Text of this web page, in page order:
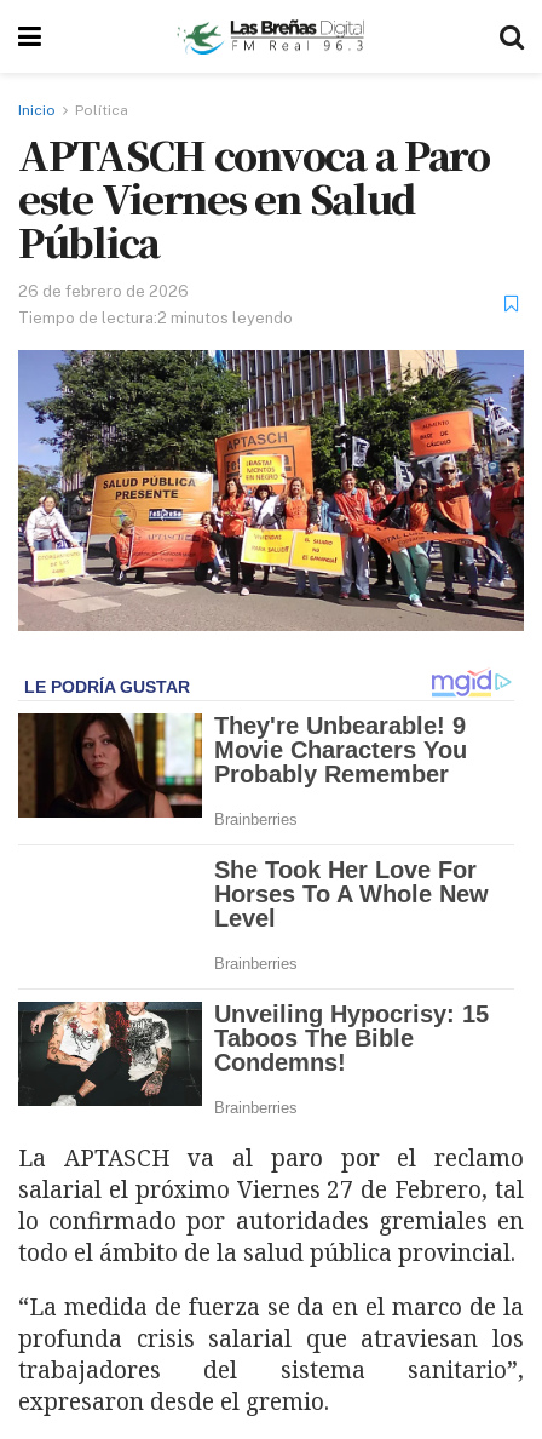
Inicio Política
APTASCH convoca a Paro
este Viernes en Salud
Pública
26 de febrero de 2026
Tiempo de lectura:2 minutos leyendo
La APTASCH va al paro por el reclamo
salarial el próximo Viernes 27 de Febrero, tal
lo confirmado por autoridades gremiales en
todo el ámbito de la salud pública provincial.
“La medida de fuerza se da en el marco de la
profunda crisis salarial que atraviesan los
trabajadores del sistema sanitario”,
expresaron desde el gremio.